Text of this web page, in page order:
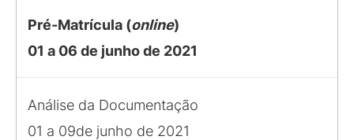
Pré-Matrícula (online)
01 a 06 de junho de 2021
Análise da Documentação
01 a 09de junho de 2021